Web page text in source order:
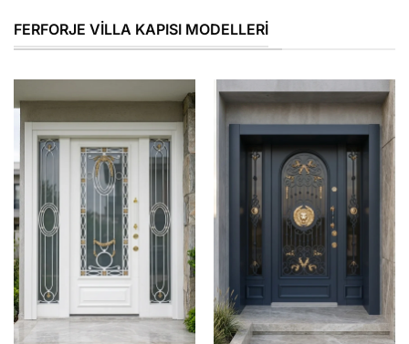
FERFORJE VILLA KAPISI MODELLERI